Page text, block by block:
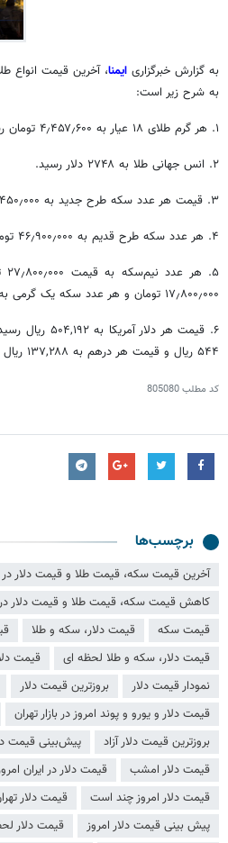
به گزارش خبرگزاری ایمنا، آخرین قیمت انواع
به شرح زیر است:
۱. هر گرم طلای ۱۸ عیار به ۴٫۴۵۷٫۶۰۰ تومان رسید.
۲. انس جهانی طلا به ۲۷۴۸ دلار رسید.
۳. قیمت هر عدد سکه طرح جدید به ۵۱٫۴۵۰٫۰۰۰ تومان رسید.
۴. هر عدد سکه طرح قدیم به ۴۶٫۹۰۰٫۰۰۰ تومان رسید.
۱۷٫۸۰۰٫۰۰۰ تومان و هر عدد سکه یک گرمی به قیمت ۸٫۰۰۰٫۰۰۰ تومان رسید.
۵۴۴ ریال و قیمت هر درهم به ۱۳۷,۲۸۸ ریال رسید.
کد مطلب805080
برچسب‌ها
آخرین قیمت سکه، قیمت طلا و قیمت دلار در
کاهش قیمت سکه، قیمت طلا و قیمت دلار در
قیمت سکه
قیمت دلار، سکه و طلا
قیمت دلار، سکه و طلا لحظه ای
قیمت
نمودار قیمت دلار
بروزترین قیمت دلار
قیمت دلار و یورو و پوند امروز در بازار تهران
بروزترین قیمت دلار آزاد
پیش‌بینی قیمت
قیمت دلار امشب
قیمت دلار در ایران
قیمت دلار امروز چند است
قیمت دلار
پیش بینی قیمت دلار امروز
قیمت دلار